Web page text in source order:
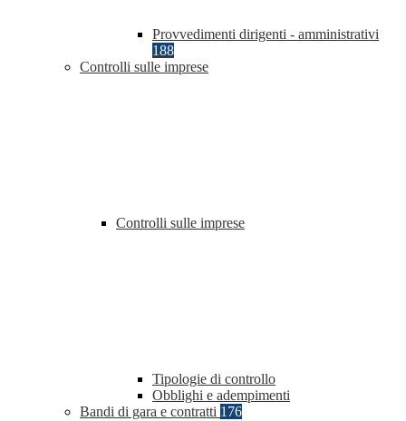
Provvedimenti dirigenti - amministrativi
188
Controlli sulle imprese
Controlli sulle imprese
Tipologie di controllo
Obblighi e adempimenti
Bandi di gara e contratti 176